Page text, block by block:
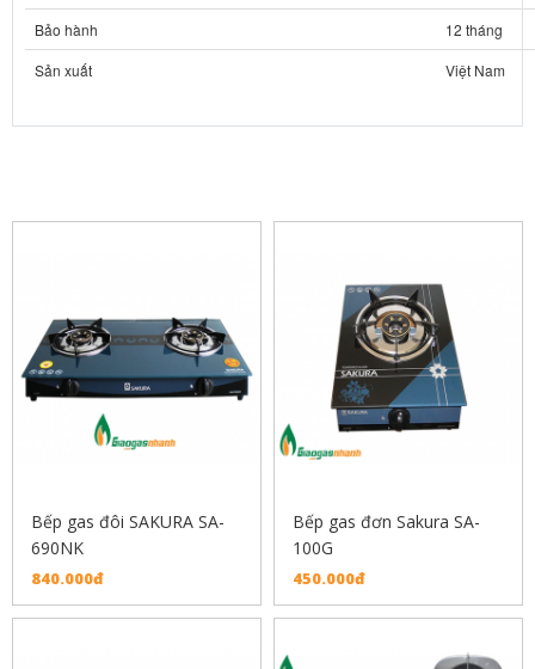
Bảo hành
12 tháng
Sản xuất
Việt Nam
Bếp gas đôi SAKURA SA-
690NK
840.000đ
Bếp gas đơn Sakura SA-
100G
450.000đ